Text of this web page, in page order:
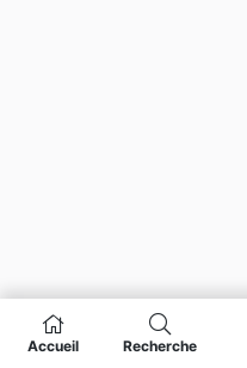
Accueil Recherche